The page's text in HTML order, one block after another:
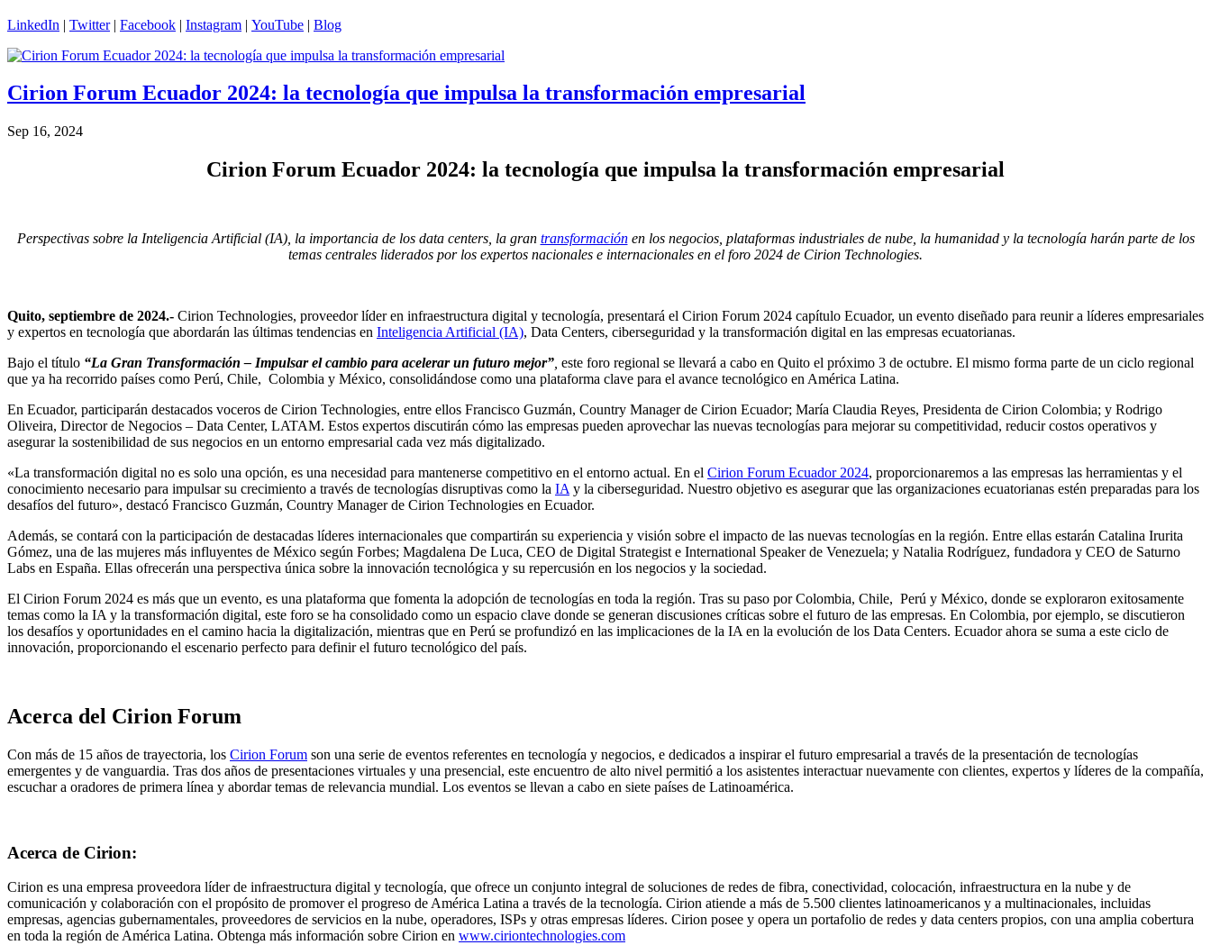
LinkedIn | Twitter| Facebook | Instagram | YouTube | Blog
Cirion Forum Ecuador 2024: la tecnología que impulsa la transformación empresarial
Sep 16, 2024
Cirion Forum Ecuador 2024: la tecnología que impulsa la transformación empresarial
Perspectivas sobre la Inteligencia Artificial (IA), la importancia de los data centers, la gran transformaciónen los negocios, plataformas industriales de nube, la humanidad y la tecnología harán parte de los
temas centrales liderados por los expertos nacionales e internacionales en el foro 2024 de Cirion Technologies.
Quito, septiembre de 2024.- Cirion Technologies, proveedor líder en infraestructura digital y tecnología, presentará el Cirion Forum 2024 capítulo Ecuador, un evento diseñado para reunir a líderes empresariales
y expertos en tecnología que abordarán las últimas tendencias en Inteligencia Artificial (IA), Data Centers, ciberseguridad y la transformación digital en las empresas ecuatorianas.
Bajo el título “La Gran Transformación – Impulsar el cambio para acelerar un futuro mejor” este foro regional se llevará a cabo en Quito el próximo 3 de octubre. El mismo forma parte de un ciclo regional
que ya ha recorrido países como Perú, Chile, Colombia y México, consolidándose como una plataforma clave para el avance tecnológico en América Latina.
En Ecuador, participarán destacados voceros de Cirion Technologies, entre ellos Francisco Guzmán, Country Manager de Cirion Ecuador; María Claudia Reyes, Presidenta de Cirion Colombia; y Rodrigo
Oliveira, Director de Negocios – Data Center, LATAM. Estos expertos discutirán cómo las empresas pueden aprovechar las nuevas tecnologías para mejorar su competitividad, reducir costos operativos y
asegurar la sostenibilidad de sus negocios en un entorno empresarial cada vez más digitalizado.
«La transformación digital no es solo una opción, es una necesidad para mantenerse competitivo en el entorno actual. En el Cirion Forum Ecuador 2024, proporcionaremos a las empresas las herramientas y el
conocimiento necesario para impulsar su crecimiento a través de tecnologías disruptivas como la IA y la ciberseguridad. Nuestro objetivo es asegurar que las organizaciones ecuatorianas estén preparadas para los
desafíos del futuro», destacó Francisco Guzmán, Country Manager de Cirion Technologies en Ecuador.
Además, se contará con la participación de destacadas líderes internacionales que compartirán su experiencia y visión sobre el impacto de las nuevas tecnologías en la región. Entre ellas estarán Catalina Irurita
Gómez, una de las mujeres más influyentes de México según Forbes; Magdalena De Luca, CEO de Digital Strategist e International Speaker de Venezuela; y Natalia Rodríguez, fundadora y CEO de Saturno
Labs en España. Ellas ofrecerán una perspectiva única sobre la innovación tecnológica y su repercusión en los negocios y la sociedad.
El Cirion Forum 2024 es más que un evento, es una plataforma que fomenta la adopción de tecnologías en toda la región. Tras su paso por Colombia, Chile, Perú y México, donde se exploraron exitosamente
temas como la IA y la transformación digital, este foro se ha consolidado como un espacio clave donde se generan discusiones críticas sobre el futuro de las empresas. En Colombia, por ejemplo, se discutieron
los desafíos y oportunidades en el camino hacia la digitalización, mientras que en Perú se profundizó en las implicaciones de la IA en la evolución de los Data Centers. Ecuador ahora se suma a este ciclo de
innovación, proporcionando el escenario perfecto para definir el futuro tecnológico del país.
Acerca del Cirion Forum
Con más de 15 años de trayectoria, los Cirion Forum son una serie de eventos referentes en tecnología y negocios, e dedicados a inspirar el futuro empresarial a través de la presentación de tecnologías
emergentes y de vanguardia. Tras dos años de presentaciones virtuales y una presencial, este encuentro de alto nivel permitió a los asistentes interactuar nuevamente con clientes, expertos y líderes de la compañía,
escuchar a oradores de primera línea y abordar temas de relevancia mundial. Los eventos se llevan a cabo en siete países de Latinoamérica.
Acerca de Cirion:
Cirion es una empresa proveedora líder de infraestructura digital y tecnología, que ofrece un conjunto integral de soluciones de redes de fibra, conectividad, colocación, infraestructura en la nube y de
comunicación y colaboración con el propósito de promover el progreso de América Latina a través de la tecnología. Cirion atiende a más de 5.500 clientes latinoamericanos y a multinacionales, incluidas
empresas, agencias gubernamentales, proveedores de servicios en la nube, operadores, ISPs y otras empresas líderes. Cirion posee y opera un portafolio de redes y data centers propios, con una amplia cobertura
en toda la región de América Latina. Obtenga más información sobre Cirion en www.ciriontechnologies.com